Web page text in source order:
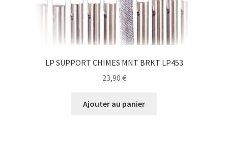
LP SUPPORT CHIMES MNT BRKT LP453
23,90 €
Ajouter au panier